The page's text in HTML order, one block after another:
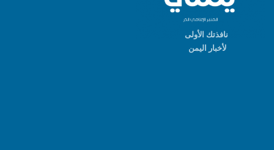
نافذتك الأولى
لأخبار اليمن